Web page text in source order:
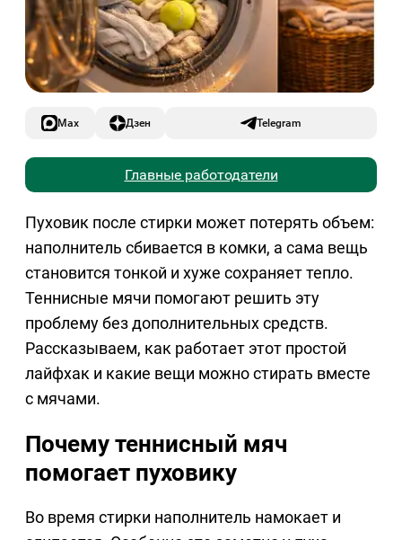
Max Дзен Telegram
Главные работодатели
Пуховик после стирки может потерять объем:
наполнитель сбивается в комки, а сама вещь
становится тонкой и хуже сохраняет тепло.
Теннисные мячи помогают решить эту
проблему без дополнительных средств.
Рассказываем, как работает этот простой
лайфхак и какие вещи можно стирать вместе
с мячами.
Почему теннисный мяч
помогает пуховику
Во время стирки наполнитель намокает и